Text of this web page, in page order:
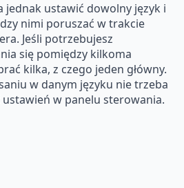
jednak ustawić dowolny język i
nimi poruszać w trakcie
Jeśli potrzebujesz
się pomiędzy kilkoma
kilka, z czego jeden główny.
w danym języku nie trzeba
w panelu sterowania.